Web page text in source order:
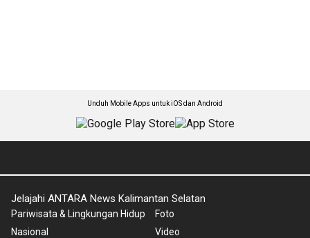
Unduh Mobile Apps untuk iOS dan Android
Jelajahi ANTARA News Kalimantan Selatan
Pariwisata & Lingkungan Hidup
Nasional
Foto
Video